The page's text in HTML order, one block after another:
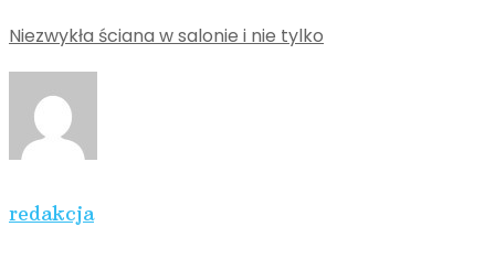
Niezwykła ściana w salonie i nie tylko
redakcja